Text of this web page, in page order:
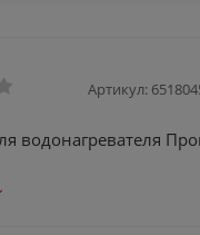
Артикул:
водонагревателя